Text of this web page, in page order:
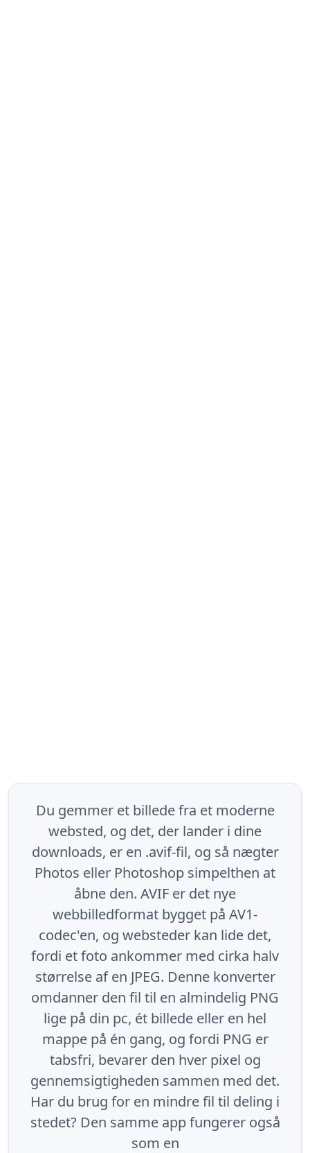
Du gemmer et billede fra et moderne
websted, og det, der lander i dine
downloads, er en .avif-fil, og så nægter
Photos eller Photoshop simpelthen at
åbne den. AVIF er det nye
webbilledformat bygget på AV1-
codec'en, og websteder kan lide det,
fordi et foto ankommer med cirka halv
størrelse af en JPEG. Denne konverter
omdanner den fil til en almindelig PNG
lige på din pc, ét billede eller en hel
mappe på én gang, og fordi PNG er
tabsfri, bevarer den hver pixel og
gennemsigtigheden sammen med det.
Har du brug for en mindre fil til deling i
stedet? Den samme app fungerer også
som en